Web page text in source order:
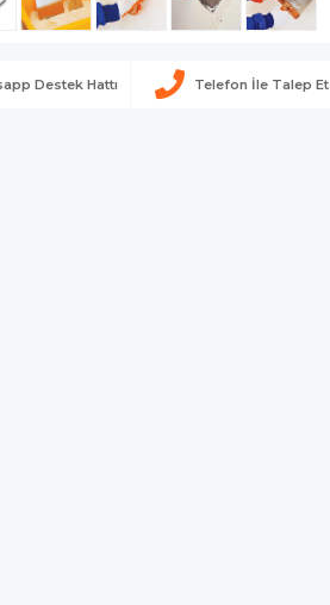
Destek Hattı Telefon İle Talep Et